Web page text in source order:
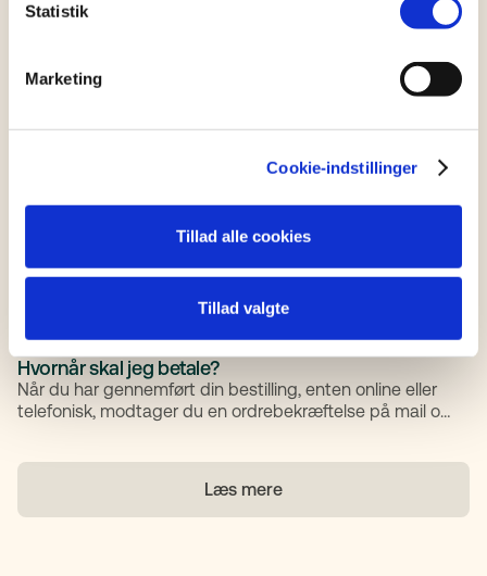
Statistik
Marketing
Cookie-indstillinger
Tillad alle cookies
Tillad valgte
Sådan finder du dit sagsnummer
Læs mere
SUPPORT
Hvornår skal jeg betale?
Når du har gennemført din bestilling, enten online eller
telefonisk, modtager du en ordrebekræftelse på mail og
Læs mere